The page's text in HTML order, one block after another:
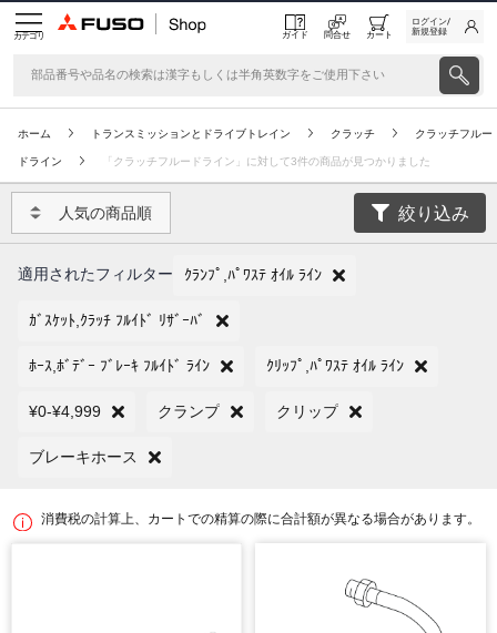
カテゴリ ガイド 問合せ カート
ログイン/
新規登録
ホーム トランスミッションとドライブトレイン クラッチ クラッチフルー
ドライン 「クラッチフルードライン」に対して3件の商品が見つかりました
人気の商品順 絞り込み
適用されたフィルター ｸﾗﾝﾌﾟ,ﾊﾟﾜｽﾃ ｵｲﾙ ﾗｲﾝ
ｶﾞｽｹｯﾄ,ｸﾗｯﾁ ﾌﾙｲﾄﾞ ﾘｻﾞｰﾊﾞ
ﾎｰｽ,ﾎﾞﾃﾞｰ ﾌﾞﾚｰｷ ﾌﾙｲﾄﾞ ﾗｲﾝ ｸﾘｯﾌﾟ,ﾊﾟﾜｽﾃ ｵｲﾙ ﾗｲﾝ
¥0-¥4,999 クランプ クリップ
ブレーキホース
消費税の計算上、カートでの精算の際に合計額が異なる場合があります。